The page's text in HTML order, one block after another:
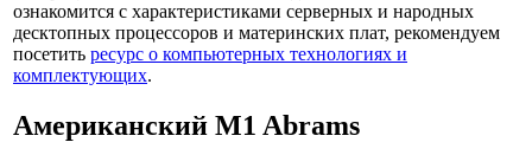
ознакомится с характеристиками серверных и народных
десктопных процессоров и материнских плат, рекомендуем
посетить ресурс о компьютерных технологиях и
комплектующих.
Американский M1 Abrams